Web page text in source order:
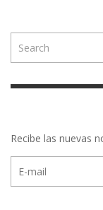
Recibe las nuevas
mail